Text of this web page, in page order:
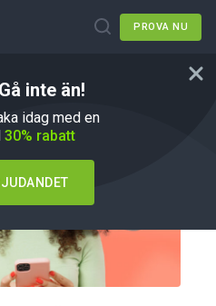
PROVA NU
inte än!
idag med en
30% rabatt